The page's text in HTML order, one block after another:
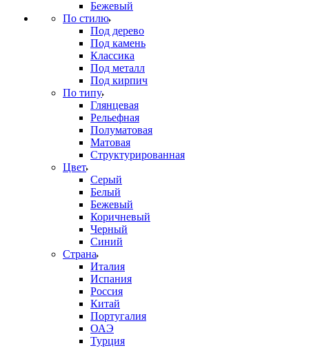
Бежевый
По стилю
Под дерево
Под камень
Классика
Под металл
Под кирпич
По типу
Глянцевая
Рельефная
Полуматовая
Матовая
Структурированная
Цвет
Серый
Белый
Бежевый
Коричневый
Черный
Синий
Страна
Италия
Испания
Россия
Китай
Португалия
ОАЭ
Турция